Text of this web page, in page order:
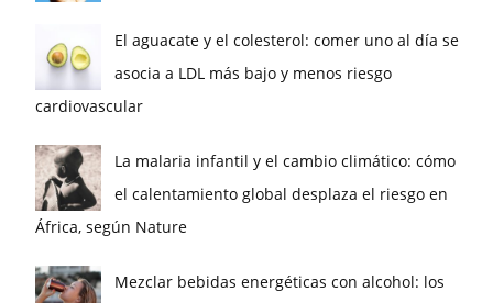
El aguacate y el colesterol: comer uno al día se
asocia a LDL más bajo y menos riesgo
cardiovascular
La malaria infantil y el cambio climático: cómo
el calentamiento global desplaza el riesgo en
África, según Nature
Mezclar bebidas energéticas con alcohol: los